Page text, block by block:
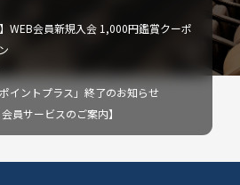
WEB会員新規入会 1,000円鑑賞クーポ
イントプラス」終了のお知らせ
員サービスのご案内】